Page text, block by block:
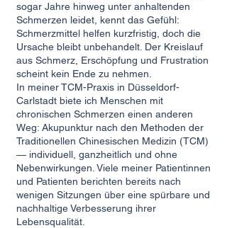
sogar Jahre hinweg unter anhaltenden
Schmerzen leidet, kennt das Gefühl:
Schmerzmittel helfen kurzfristig, doch die
Ursache bleibt unbehandelt. Der Kreislauf
aus Schmerz, Erschöpfung und Frustration
scheint kein Ende zu nehmen.
In meiner TCM-Praxis in Düsseldorf-
Carlstadt biete ich Menschen mit
chronischen Schmerzen einen anderen
Weg: Akupunktur nach den Methoden der
Traditionellen Chinesischen Medizin (TCM)
— individuell, ganzheitlich und ohne
Nebenwirkungen. Viele meiner Patientinnen
und Patienten berichten bereits nach
wenigen Sitzungen über eine spürbare und
nachhaltige Verbesserung ihrer
Lebensqualität.